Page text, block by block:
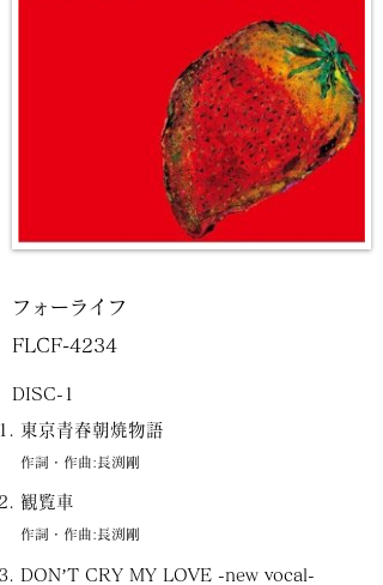
DISC-1
東京青春朝焼物語
作詞・作曲:長渕剛
観覧車
作詞・作曲:長渕剛
DON’T CRY MY LOVE -new vocal-
フォーライフ
FLCF-4234